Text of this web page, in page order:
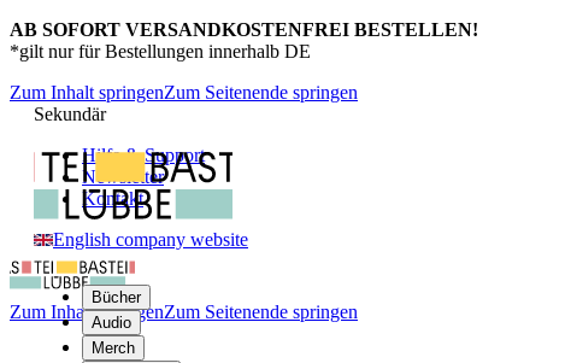
AB SOFORT VERSANDKOSTENFREI BESTELLEN!
*gilt nur für Bestellungen innerhalb DE
Zum Inhalt springenZum Seitenende springen
Sekundär
Hilfe & Support
Newsletter
Kontakt
English company website
Bücher
Audio
Merch
Zum Inhalt springenZum Seitenende springen